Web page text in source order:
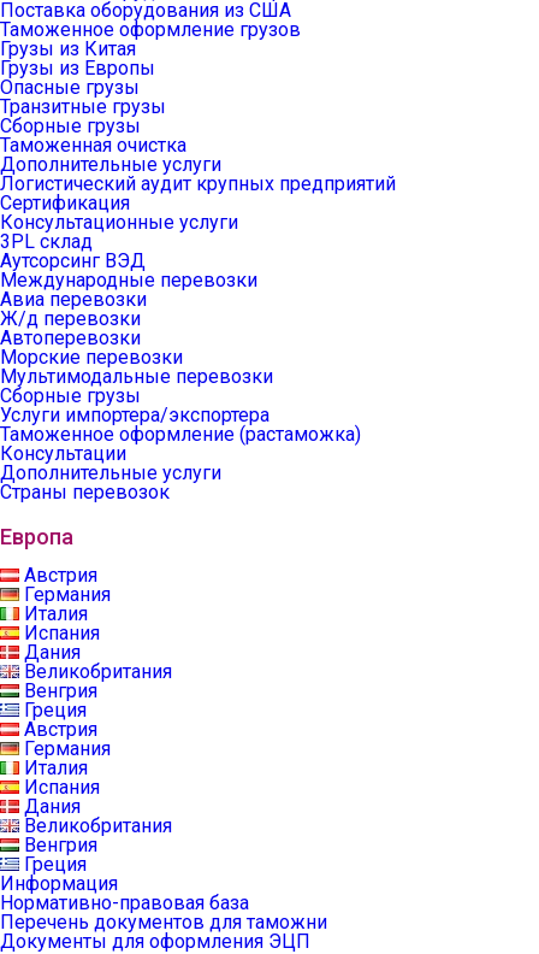
Поставка оборудования из США
Таможенное оформление грузов
Грузы из Китая
Грузы из Европы
Опасные грузы
Транзитные грузы
Сборные грузы
Таможенная очистка
Дополнительные услуги
Логистический аудит крупных предприятий
Сертификация
Консультационные услуги
3PL склад
Аутсорсинг ВЭД
Международные перевозки
Авиа перевозки
Ж/д перевозки
Автоперевозки
Морские перевозки
Мультимодальные перевозки
Сборные грузы
Услуги импортера/экспортера
Таможенное оформление (растаможка)
Консультации
Дополнительные услуги
Страны перевозок
Европа
Австрия
Германия
Италия
Испания
Дания
Великобритания
Венгрия
Греция
Австрия
Германия
Италия
Испания
Дания
Великобритания
Венгрия
Греция
Информация
Нормативно-правовая база
Перечень документов для таможни
Документы для оформления ЭЦП